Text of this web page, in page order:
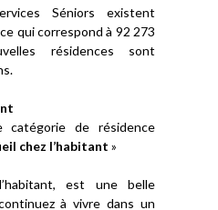
Séniors existent
qui correspond à 92 273
résidences sont
catégorie de résidence
chez l’habitant »
est une belle
à vivre dans un